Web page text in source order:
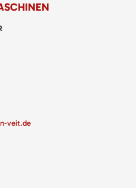
veit.de